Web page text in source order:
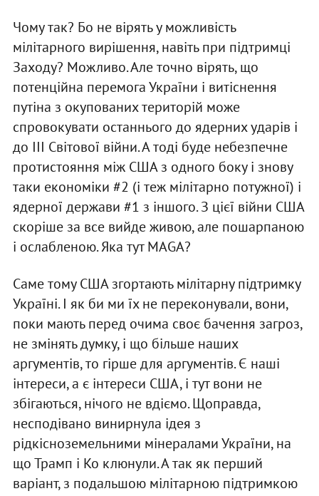
Чому так? Бо не вірять у можливість
мілітарного вирішення, навіть при підтримці
Заходу? Можливо. Але точно вірять, що
потенційна перемога України і витіснення
путіна з окупованих територій може
спровокувати останнього до ядерних ударів і
до ІІІ Світової війни. А тоді буде небезпечне
протистояння між США з одного боку і знову
таки економіки #2 (і теж мілітарно потужної) і
ядерної держави #1 з іншого. З цієї війни США
скоріше за все вийде живою, але пошарпаною
і ослабленою. Яка тут MAGA?
Саме тому США згортають мілітарну підтримку
Україні. І як би ми їх не переконували, вони,
поки мають перед очима своє бачення загроз,
не змінять думку, і що більше наших
аргументів, то гірше для аргументів. Є наші
інтереси, а є інтереси США, і тут вони не
збігаються, нічого не вдіємо. Щоправда,
несподівано винирнула ідея з
рідкісноземельними мінералами України, на
що Трамп і Ко клюнули. А так як перший
варіант, з подальшою мілітарною підтримкою